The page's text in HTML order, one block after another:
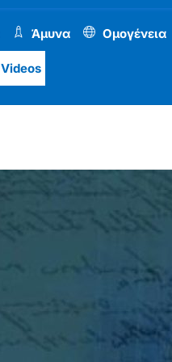
Άμυνα Ομογένεια
Videos